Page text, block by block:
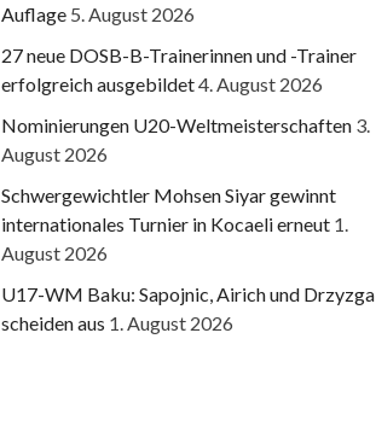
Auflage 5. August 2026
27 neue DOSB-B-Trainerinnen und -Trainer
erfolgreich ausgebildet4. August 2026
Nominierungen U20-Weltmeisterschaften 3.
August 2026
Schwergewichtler Mohsen Siyar gewinnt
internationales Turnier in Kocaeli erneut 1.
August 2026
U17-WM Baku: Sapojnic, Airich und Drzyzga
scheiden aus 1. August 2026